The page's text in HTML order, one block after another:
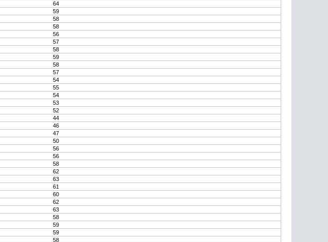
64
59
58
58
56
57
58
59
58
57
54
55
54
53
52
44
46
47
50
56
56
58
62
63
61
60
62
63
58
59
59
58